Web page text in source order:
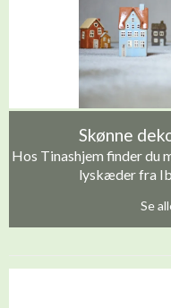
Skønne
Hos Tinashjem finder du
lyskæder fra
Se